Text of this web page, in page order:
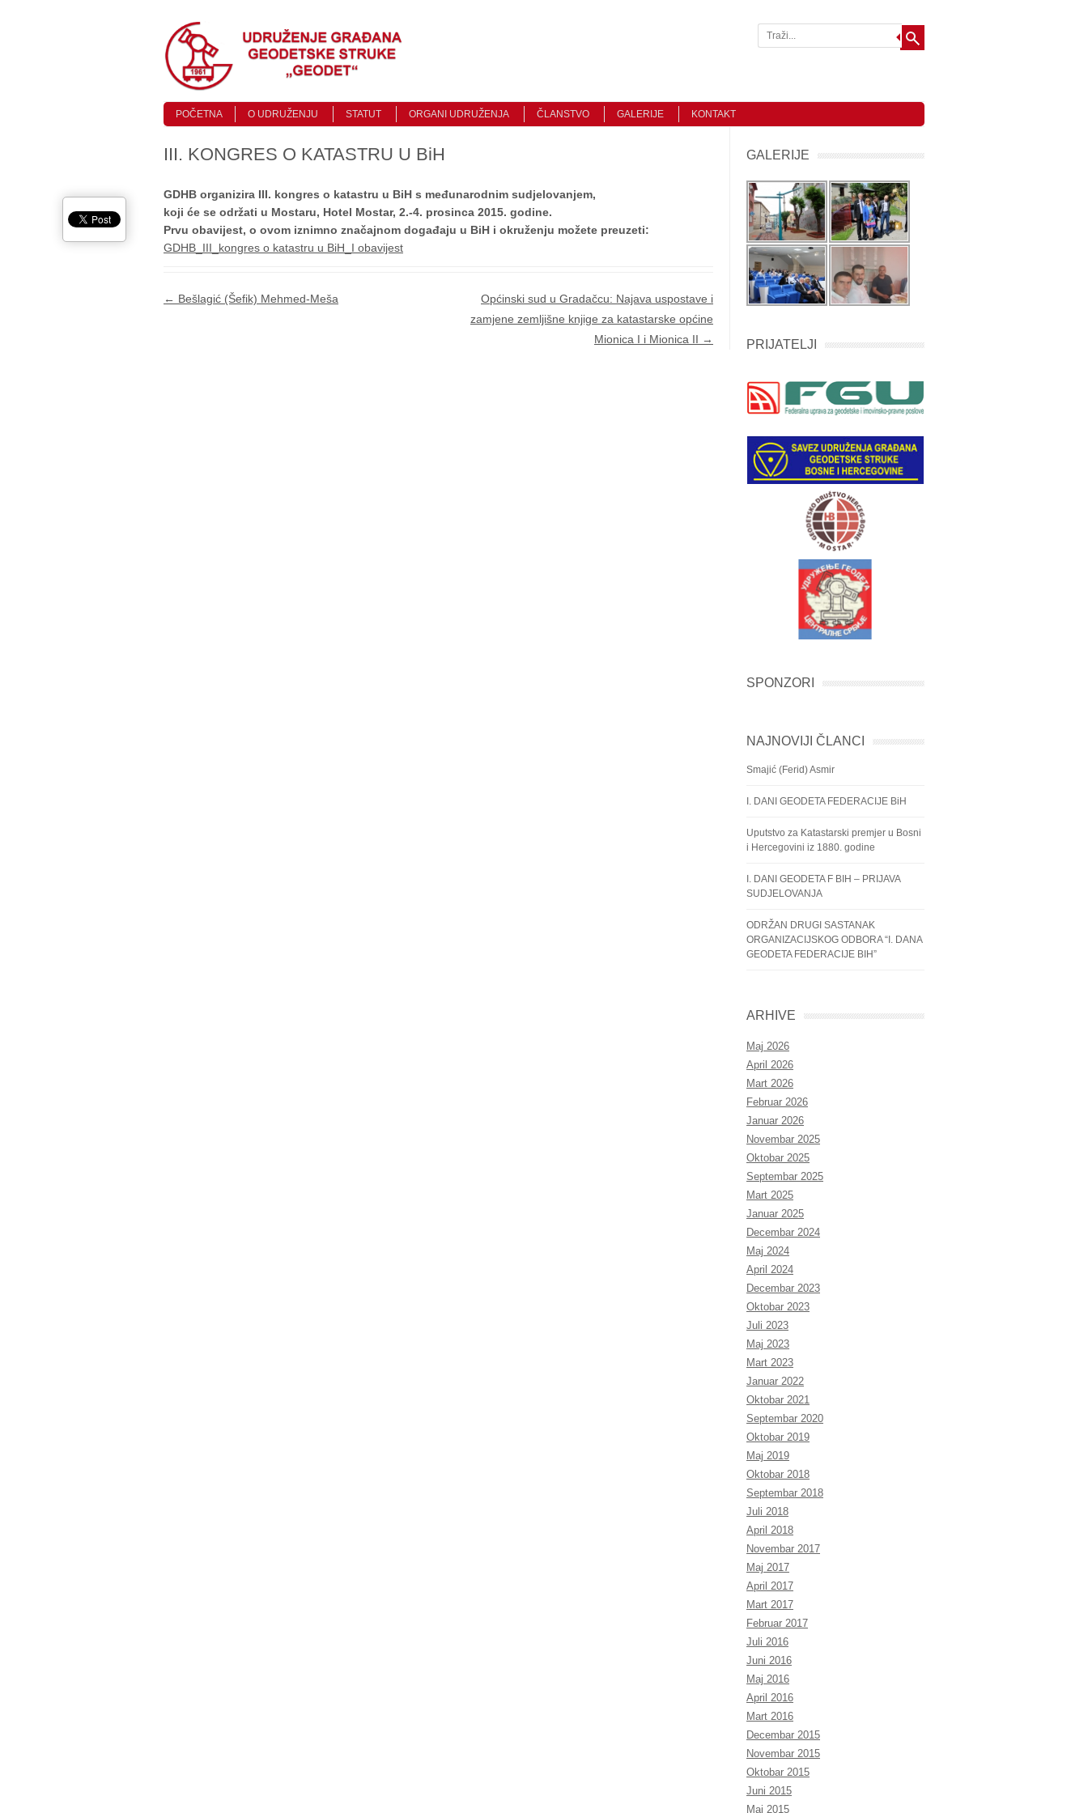
Menu
Skip to content
POČETNA O UDRUŽENJU STATUT ORGANI UDRUŽENJA ČLANSTVO GALERIJE KONTAKT
III. KONGRES O KATASTRU U BiH
GDHB organizira III. kongres o katastru u BiH s međunarodnim sudjelovanjem,
koji će se održati u Mostaru, Hotel Mostar, 2.-4. prosinca 2015. godine.
Prvu obavijest, o ovom iznimno značajnom događaju u BiH i okruženju možete preuzeti:
GDHB_III_kongres o katastru u BiH_I obavijest
Post navigation
← Bešlagić (Šefik) Mehmed-Meša
Općinski sud u Gradačcu: Najava uspostave i
zamjene zemljišne knjige za katastarske općine
Mionica I i Mionica II →
GALERIJE
PRIJATELJI
SPONZORI
NAJNOVIJI ČLANCI
Smajić (Ferid) Asmir
I. DANI GEODETA FEDERACIJE BiH
Uputstvo za Katastarski premjer u Bosni
i Hercegovini iz 1880. godine
I. DANI GEODETA F BIH – PRIJAVA
SUDJELOVANJA
ODRŽAN DRUGI SASTANAK
ORGANIZACIJSKOG ODBORA “I. DANA
GEODETA FEDERACIJE BIH”
ARHIVE
Maj 2026
April 2026
Mart 2026
Februar 2026
Januar 2026
Novembar 2025
Oktobar 2025
Septembar 2025
Mart 2025
Januar 2025
Decembar 2024
Maj 2024
April 2024
Decembar 2023
Oktobar 2023
Juli 2023
Maj 2023
Mart 2023
Januar 2022
Oktobar 2021
Septembar 2020
Oktobar 2019
Maj 2019
Oktobar 2018
Septembar 2018
Juli 2018
April 2018
Novembar 2017
Maj 2017
April 2017
Mart 2017
Februar 2017
Juli 2016
Juni 2016
Maj 2016
April 2016
Mart 2016
Decembar 2015
Novembar 2015
Oktobar 2015
Juni 2015
Maj 2015